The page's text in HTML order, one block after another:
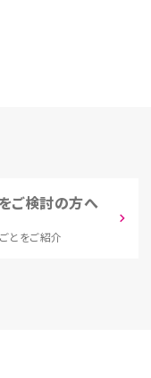
ご検討の方へ
とをご紹介